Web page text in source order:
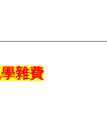
雜費